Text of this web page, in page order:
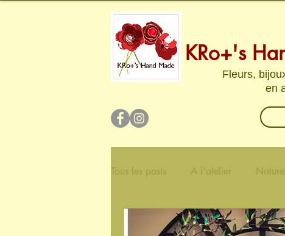
KRo+'s
Fleurs,
en
Tous les posts A l'atelier Nature